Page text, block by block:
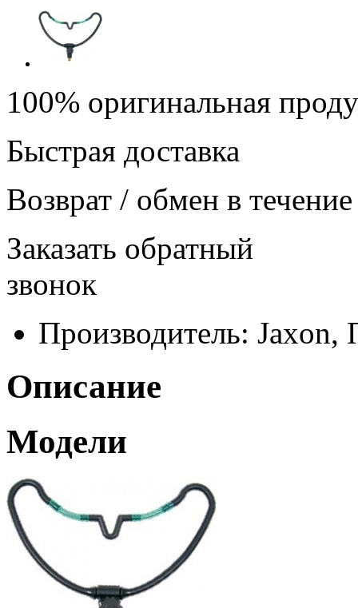
100% оригинальная
Быстрая доставка
Возврат / обмен в
Заказать обратный
звонок
Производитель: Jaxon,
Описание
Модели